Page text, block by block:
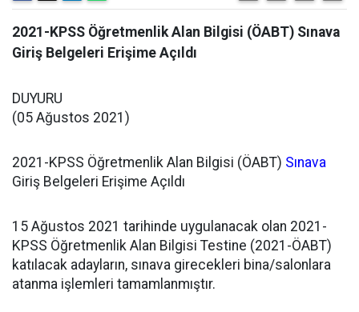
2021-KPSS Öğretmenlik Alan Bilgisi (ÖABT) Sınava
Giriş Belgeleri Erişime Açıldı
DUYURU
(05 Ağustos 2021)
2021-KPSS Öğretmenlik Alan Bilgisi (ÖABT) Sınava
Giriş Belgeleri Erişime Açıldı
15 Ağustos 2021 tarihinde uygulanacak olan 2021-
KPSS Öğretmenlik Alan Bilgisi Testine (2021-ÖABT)
katılacak adayların, sınava girecekleri bina/salonlara
atanma işlemleri tamamlanmıştır.